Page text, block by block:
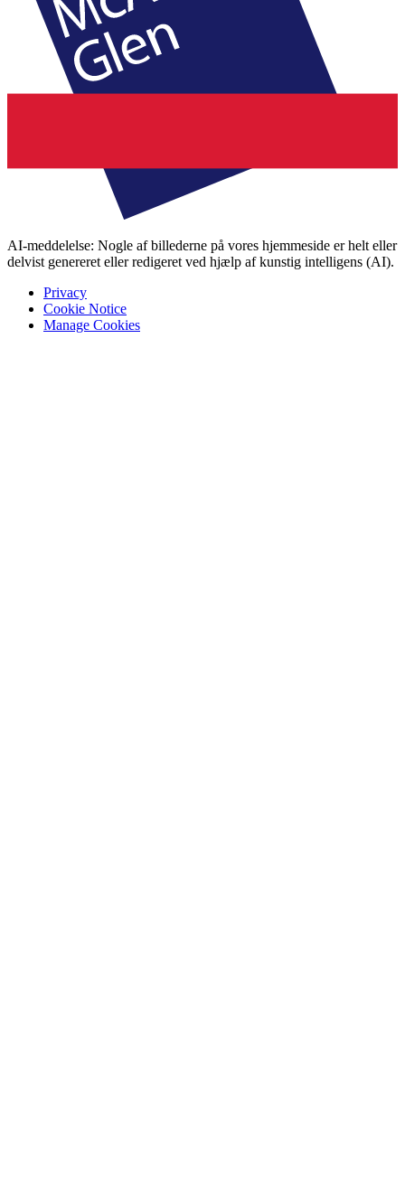
AI-meddelelse: Nogle af billederne på vores hjemmeside er helt eller
delvist genereret eller redigeret ved hjælp af kunstig intelligens (AI).
Privacy
Cookie Notice
Manage Cookies